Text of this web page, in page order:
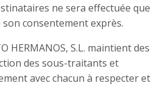
ne sera effectuée que
consentement exprès.
HERMANOS, S.L. maintient des
des sous-traitants et
avec chacun à respecter et